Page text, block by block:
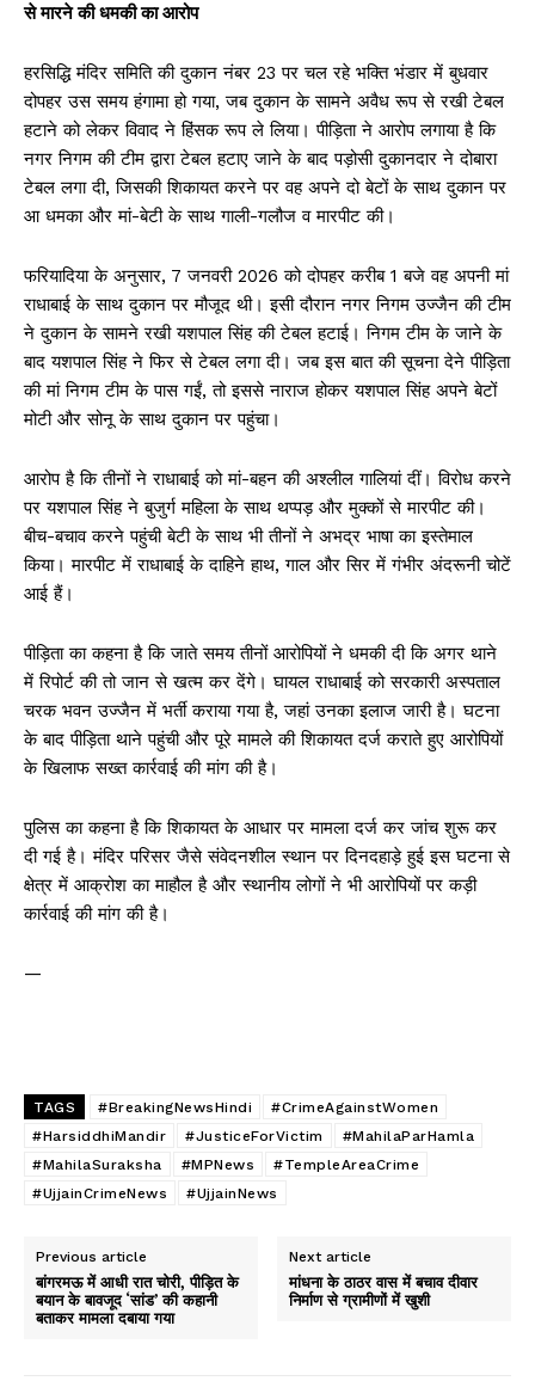
से मारने की धमकी का आरोप
हरसिद्धि मंदिर समिति की दुकान नंबर 23 पर चल रहे भक्ति भंडार में बुधवार
दोपहर उस समय हंगामा हो गया, जब दुकान के सामने अवैध रूप से रखी टेबल
हटाने को लेकर विवाद ने हिंसक रूप ले लिया। पीड़िता ने आरोप लगाया है कि
नगर निगम की टीम द्वारा टेबल हटाए जाने के बाद पड़ोसी दुकानदार ने दोबारा
टेबल लगा दी, जिसकी शिकायत करने पर वह अपने दो बेटों के साथ दुकान पर
आ धमका और मां-बेटी के साथ गाली-गलौज व मारपीट की।
फरियादिया के अनुसार, 7 जनवरी 2026 को दोपहर करीब 1 बजे वह अपनी मां
राधाबाई के साथ दुकान पर मौजूद थी। इसी दौरान नगर निगम उज्जैन की टीम
ने दुकान के सामने रखी यशपाल सिंह की टेबल हटाई। निगम टीम के जाने के
बाद यशपाल सिंह ने फिर से टेबल लगा दी। जब इस बात की सूचना देने पीड़िता
की मां निगम टीम के पास गईं, तो इससे नाराज होकर यशपाल सिंह अपने बेटों
मोटी और सोनू के साथ दुकान पर पहुंचा।
आरोप है कि तीनों ने राधाबाई को मां-बहन की अश्लील गालियां दीं। विरोध करने
पर यशपाल सिंह ने बुजुर्ग महिला के साथ थप्पड़ और मुक्कों से मारपीट की।
बीच-बचाव करने पहुंची बेटी के साथ भी तीनों ने अभद्र भाषा का इस्तेमाल
किया। मारपीट में राधाबाई के दाहिने हाथ, गाल और सिर में गंभीर अंदरूनी चोटें
आई हैं।
पीड़िता का कहना है कि जाते समय तीनों आरोपियों ने धमकी दी कि अगर थाने
में रिपोर्ट की तो जान से खत्म कर देंगे। घायल राधाबाई को सरकारी अस्पताल
चरक भवन उज्जैन में भर्ती कराया गया है, जहां उनका इलाज जारी है। घटना
के बाद पीड़िता थाने पहुंची और पूरे मामले की शिकायत दर्ज कराते हुए आरोपियों
के खिलाफ सख्त कार्रवाई की मांग की है।
पुलिस का कहना है कि शिकायत के आधार पर मामला दर्ज कर जांच शुरू कर
दी गई है। मंदिर परिसर जैसे संवेदनशील स्थान पर दिनदहाड़े हुई इस घटना से
क्षेत्र में आक्रोश का माहौल है और स्थानीय लोगों ने भी आरोपियों पर कड़ी
कार्रवाई की मांग की है।
—
TAGS #BreakingNewsHindi
#CrimeAgainstWomen
#HarsiddhiMandir
#JusticeForVictim
#MahilaParHamla
#MahilaSuraksha
#MPNews
#TempleAreaCrime
#UjjainCrimeNews
#UjjainNews
Previous article
बांगरमऊ में आधी रात चोरी, पीड़ित के
बयान के बावजूद ‘सांड’ की कहानी
बताकर मामला दबाया गया
Next article
मांधना के ठाठर वास में बचाव दीवार
निर्माण से ग्रामीणों में खुशी